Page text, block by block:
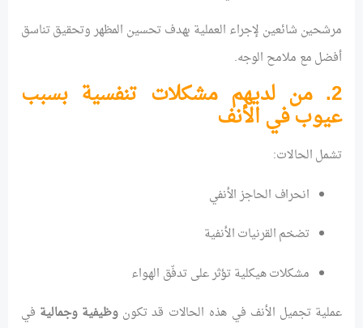
مرشحين شائعين لإجراء العملية بهدف تحسين المظهر وتحقيق تناسق
أفضل مع ملامح الوجه.
2. من لديهم مشكلات تنفسية بسبب
عيوب في الأنف
تشمل الحالات:
انحراف الحاجز الأنفي
تضخم القرنيات الأنفية
مشكلات هيكلية تؤثر على تدفّق الهواء
عملية تجميل الأنف في هذه الحالات قد تكونوظيفية وجمالية في